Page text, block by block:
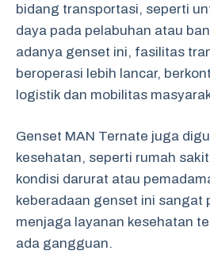
bidang transportasi, seperti
daya pada pelabuhan atau
adanya genset ini, fasilitas
beroperasi lebih lancar,
logistik dan mobilitas
Genset MAN Ternate juga
kesehatan, seperti rumah
kondisi darurat atau
keberadaan genset ini sangat
menjaga layanan kesehatan
ada gangguan.